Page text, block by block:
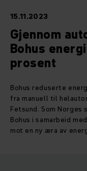
15.11.2023
Gjennom
Bohus
prosent
Bohus reduserte
fra manuell til
Fetsund. Som
Bohus i samarbeid
mot en ny æra av